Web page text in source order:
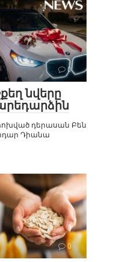
0
նվերը
դերասան Բեն
Դիանա
0